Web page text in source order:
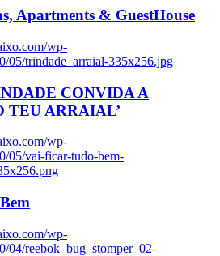
Apartments & GuestHouse
wp-
05/trindade_arraial-335x256.jpg
CONVIDA A
TEU ARRAIAL’
wp-
05/vai-ficar-tudo-bem-
wp-
04/reebok_bug_stomper_02-